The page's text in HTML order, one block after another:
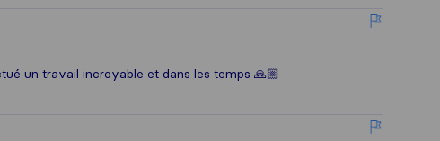
un travail incroyable et dans les temps 🙏🏼